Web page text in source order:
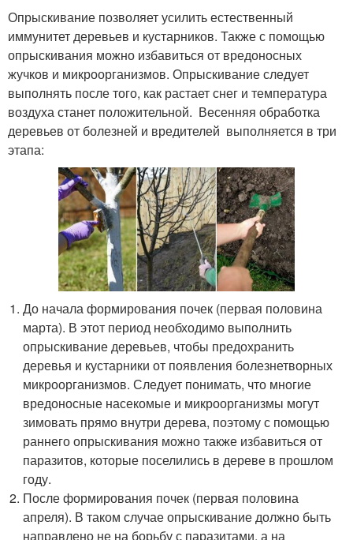
Опрыскивание позволяет усилить естественный
иммунитет деревьев и кустарников. Также с помощью
опрыскивания можно избавиться от вредоносных
жучков и микроорганизмов. Опрыскивание следует
выполнять после того, как растает снег и температура
воздуха станет положительной. Весенняя обработка
деревьев от болезней и вредителей выполняется в три
этапа:
До начала формирования почек (первая половина
марта). В этот период необходимо выполнить
опрыскивание деревьев, чтобы предохранить
деревья и кустарники от появления болезнетворных
микроорганизмов. Следует понимать, что многие
вредоносные насекомые и микроорганизмы могут
зимовать прямо внутри дерева, поэтому с помощью
раннего опрыскивания можно также избавиться от
паразитов, которые поселились в дереве в прошлом
году.
После формирования почек (первая половина
апреля). В таком случае опрыскивание должно быть
направлено не на борьбу с паразитами, а на